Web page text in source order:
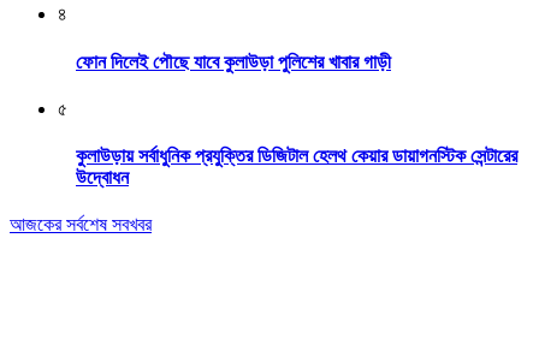
৪
ফোন দিলেই পৌছে যাবে কুলাউড়া পুলিশের খাবার গাড়ী
৫
কুলাউড়ায় সর্বাধুনিক প্রযুক্তির ডিজিটাল হেলথ কেয়ার ডায়াগনস্টিক সেন্টারের
উদ্বোধন
আজকের সর্বশেষ সবখবর